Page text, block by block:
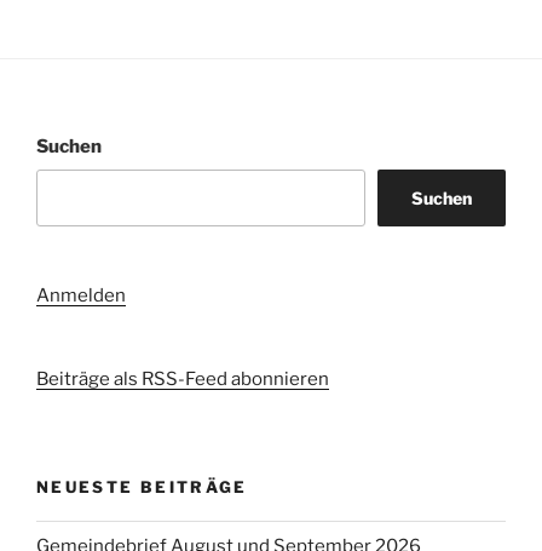
Suchen
Suchen
Anmelden
Beiträge als RSS-Feed abonnieren
NEUESTE BEITRÄGE
Gemeindebrief August und September 2026